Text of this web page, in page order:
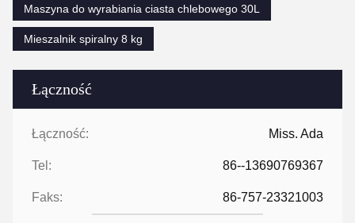
Łączność
Łączność: Miss. Ada
Tel: 86--13690769367
Faks: 86-757-23321003
Maszyna do wyrabiania ciasta chlebowego 30L
Mieszalnik spiralny 8 kg